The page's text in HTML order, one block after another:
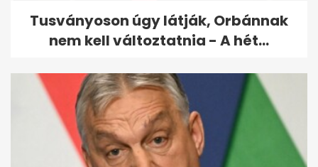
Tusványoson úgy látják, Orbánnak
nem kell változtatnia - A hét...